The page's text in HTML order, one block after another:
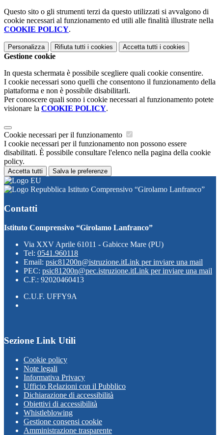
Questo sito o gli strumenti terzi da questo utilizzati si avvalgono di
cookie necessari al funzionamento ed utili alle finalità illustrate nella
COOKIE POLICY.
Personalizza Rifiuta tutti i cookies Accetta tutti i cookies
Gestione cookie
In questa schermata è possibile scegliere quali cookie consentire.
I cookie necessari sono quelli che consentono il funzionamento della
piattaforma e non è possibile disabilitarli.
Per conoscere quali sono i cookie necessari al funzionamento potete
visionare la COOKIE POLICY.
Cookie necessari per il funzionamento
I cookie necessari per il funzionamento non possono essere
disabilitati. È possibile consultare l'elenco nella pagina della cookie
policy.
Accetta tutti Salva le preferenze
Istituto Comprensivo “Girolamo Lanfranco”
Contatti
Istituto Comprensivo “Girolamo Lanfranco”
Via XXV Aprile 61011 - Gabicce Mare (PU)
Tel: 0541.960118
Email: psic81200n@istruzione.itLink per inviare una mail
PEC: psic81200n@pec.istruzione.itLink per inviare una mail
C.F.: 92020460413
C.U.F. UFFY9A
Sezione Link Utili
Cookie policy
Note legali
Informativa Privacy
Ufficio Relazioni con il Pubblico
Dichiarazione di accessibilità
Obiettivi di accessibilità
Whistleblowing
Gestione consensi cookie
Amministrazione trasparente